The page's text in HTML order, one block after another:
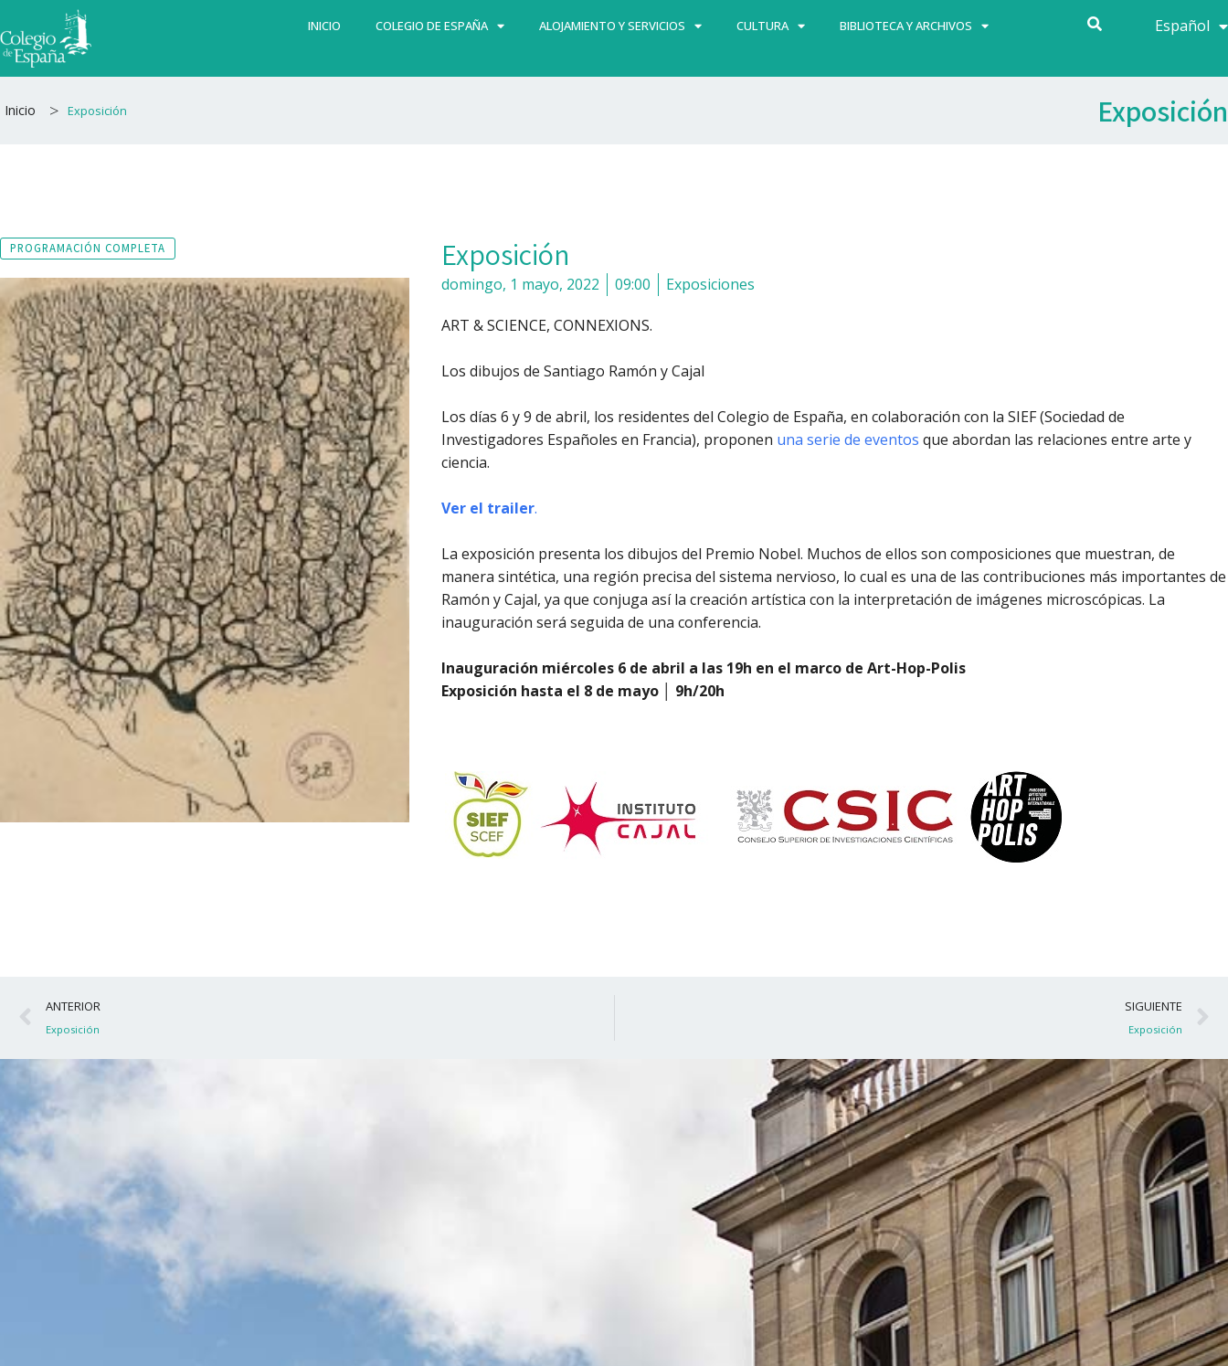
al
contenido
INICIO COLEGIO DE ESPAÑA ALOJAMIENTO Y SERVICIOS CULTURA BIBLIOTECA Y ARCHIVOS Español
Français
Inicio > Exposición Exposición
PROGRAMACIÓN COMPLETA Exposición
domingo, 1 mayo, 2022 09:00 Exposiciones
ART & SCIENCE, CONNEXIONS.
Los dibujos de Santiago Ramón y Cajal
Los días 6 y 9 de abril, los residentes del Colegio de España, en colaboración con la SIEF (Sociedad de
Investigadores Españoles en Francia), proponen una serie de eventos que abordan las relaciones entre arte y
ciencia.
Ver el trailer.
La exposición presenta los dibujos del Premio Nobel. Muchos de ellos son composiciones que muestran, de
manera sintética, una región precisa del sistema nervioso, lo cual es una de las contribuciones más importantes de
Ramón y Cajal, ya que conjuga así la creación artística con la interpretación de imágenes microscópicas. La
inauguración será seguida de una conferencia.
Inauguración miércoles 6 de abril a las 19h en el marco de Art-Hop-Polis
Exposición hasta el 8 de mayo │ 9h/20h
Ant
ANTERIOR
Exposición
SIGUIENTE
Exposición